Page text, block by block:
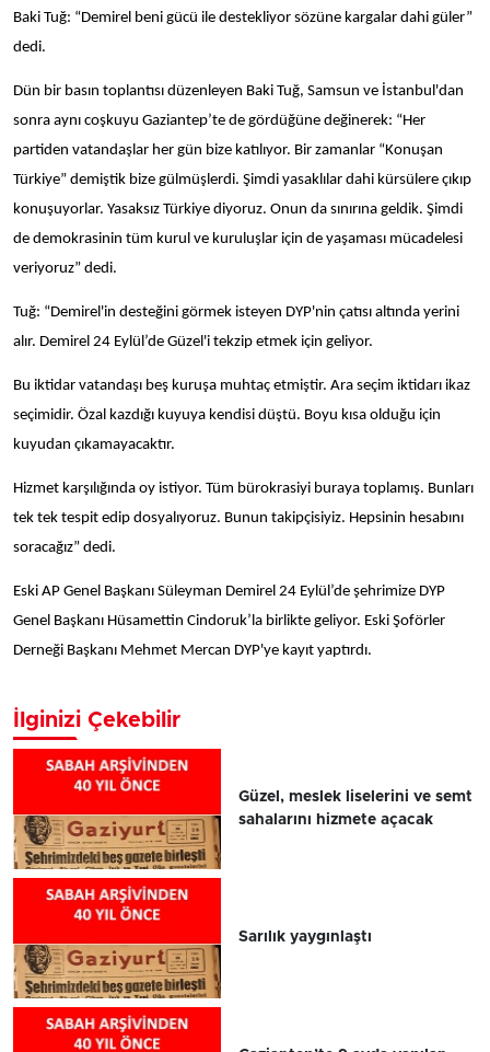
Baki Tuğ: “Demirel beni gücü ile destekliyor sözüne kargalar dahi güler”
dedi.
Dün bir basın toplantısı düzenleyen Baki Tuğ, Samsun ve İstanbul'dan
sonra aynı coşkuyu Gaziantep’te de gördüğüne değinerek: “Her
partiden vatandaşlar her gün bize katılıyor. Bir zamanlar “Konuşan
Türkiye” demiştik bize gülmüşlerdi. Şimdi yasaklılar dahi kürsülere çıkıp
konuşuyorlar. Yasaksız Türkiye diyoruz. Onun da sınırına geldik. Şimdi
de demokrasinin tüm kurul ve kuruluşlar için de yaşaması mücadelesi
veriyoruz” dedi.
Tuğ: “Demirel'in desteğini görmek isteyen DYP'nin çatısı altında yerini
alır. Demirel 24 Eylül’de Güzel'i tekzip etmek için geliyor.
Bu iktidar vatandaşı beş kuruşa muhtaç etmiştir. Ara seçim iktidarı ikaz
seçimidir. Özal kazdığı kuyuya kendisi düştü. Boyu kısa olduğu için
kuyudan çıkamayacaktır.
Hizmet karşılığında oy istiyor. Tüm bürokrasiyi buraya toplamış. Bunları
tek tek tespit edip dosyalıyoruz. Bunun takipçisiyiz. Hepsinin hesabını
soracağız” dedi.
Eski AP Genel Başkanı Süleyman Demirel 24 Eylül’de şehrimize DYP
Genel Başkanı Hüsamettin Cindoruk’la birlikte geliyor. Eski Şoförler
Derneği Başkanı Mehmet Mercan DYP'ye kayıt yaptırdı.
İlginizi Çekebilir
Güzel, meslek liselerini ve semt
sahalarını hizmete açacak
Sarılık yaygınlaştı